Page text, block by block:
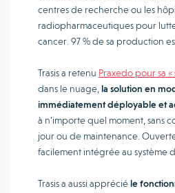
centres de recherche ou les
radiopharmaceutiques pour
cancer. 97 % de sa production
Trasis a retenu Praxedo pour sa «
dans le nuage, la solution en
immédiatement déployable et
à n’importe quel moment, sans
jour ou de maintenance.
facilement intégrée au système
Trasis a aussi appréciéle